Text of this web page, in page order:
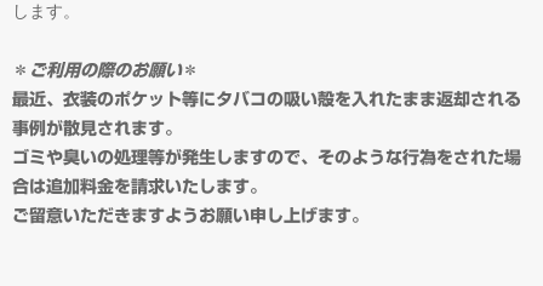
ー
ダ
ー
メ
します。
＊ ご利用の際のお願い＊
最近、衣装のポケット等にタバコの吸い殻を入れたまま返却される
事例が散見されます。
ゴミや臭いの処理等が発生しますので、そのような行為をされた場
合は追加料金を請求いたします。
ご留意いただきますようお願い申し上げます。